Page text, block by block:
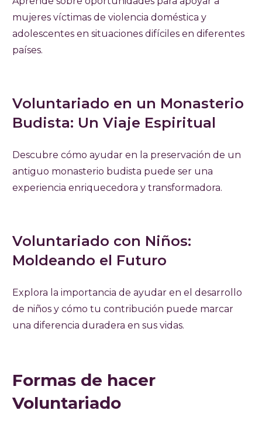
mujeres víctimas de violencia doméstica y
adolescentes en situaciones difíciles en diferentes
países.
Voluntariado en un Monasterio
Budista: Un Viaje Espiritual
Descubre cómo ayudar en la preservación de un
antiguo monasterio budista puede ser una
experiencia enriquecedora y transformadora.
Voluntariado con Niños:
Moldeando el Futuro
Explora la importancia de ayudar en el desarrollo
de niños y cómo tu contribución puede marcar
una diferencia duradera en sus vidas.
Formas de hacer
Voluntariado